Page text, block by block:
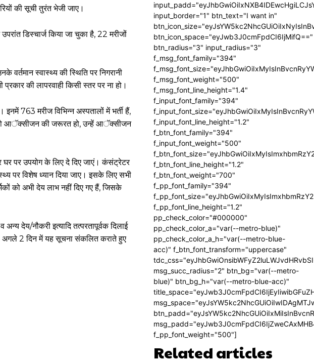
की सूची तुरंत भेजी जाए।
डिस्चार्ज किया जा चुका है, 22 मरीजों
स्वास्थ्य की स्थिति पर निगरानी
की लापरवाही किसी स्तर पर ना हो।
763 मरीज विभिन्न अस्पतालों में भर्ती हैं,
को आॅक्सीजन की जरूरत हो, उन्हें आॅक्सीजन
पर उपयोग के लिए दे दिए जाएं। कंसंट्रेटर
पर विशेष ध्यान दिया जाए। इसके लिए सभी
को अभी देय लाभ नहीं दिए गए हैं, जिसके
देय/नौकरी इत्यादि तत्परतापूर्वक दिलाई
अगले 2 दिन में यह सूचना संकलित कराते हुए
input_border="1" btn_text="I want in"
btn_icon_space="eyJwb3J0cmFpdCI6IjMifQ=="
btn_radius="3" input_radius="3"
f_msg_font_family="394"
f_msg_font_weight="500"
f_msg_font_line_height="1.4"
f_input_font_family="394"
f_input_font_line_height="1.2"
f_btn_font_family="394"
f_input_font_weight="500"
f_btn_font_line_height="1.2"
f_btn_font_weight="700"
f_pp_font_family="394"
f_pp_font_line_height="1.2"
pp_check_color="#000000"
pp_check_color_a="var(--metro-blue)"
pp_check_color_a_h="var(--metro-blue-
acc)" f_btn_font_transform="uppercase"
msg_succ_radius="2" btn_bg="var(--metro-
blue)" btn_bg_h="var(--metro-blue-acc)"
f_pp_font_weight="500"]
Related articles